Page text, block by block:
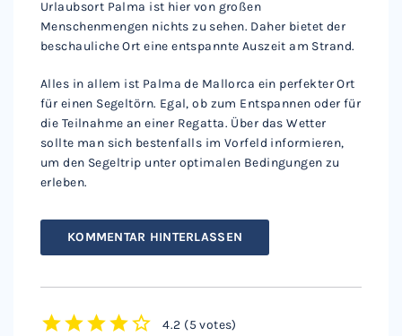
Urlaubsort Palma ist hier von großen
Menschenmengen nichts zu sehen. Daher bietet der
beschauliche Ort eine entspannte Auszeit am Strand.
Alles in allem ist Palma de Mallorca ein perfekter Ort
für einen Segeltörn. Egal, ob zum Entspannen oder für
die Teilnahme an einer Regatta. Über das Wetter
sollte man sich bestenfalls im Vorfeld informieren,
um den Segeltrip unter optimalen Bedingungen zu
erleben.
KOMMENTAR HINTERLASSEN
4.2 (5 votes)